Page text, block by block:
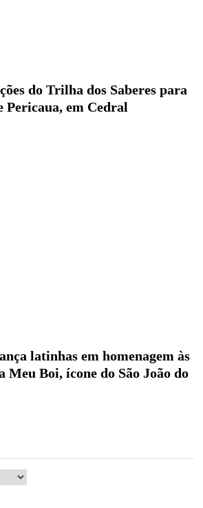
do Trilha dos Saberes para
Pericaua, em Cedral
latinhas em homenagem às
Meu Boi, ícone do São João do